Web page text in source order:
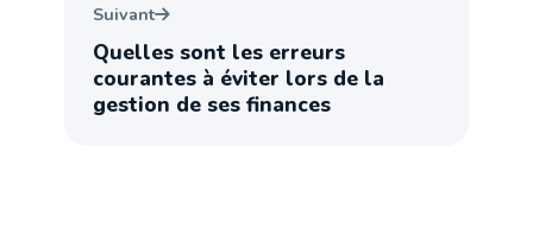
Suivant
Quelles sont les erreurs
courantes à éviter lors de la
gestion de ses finances